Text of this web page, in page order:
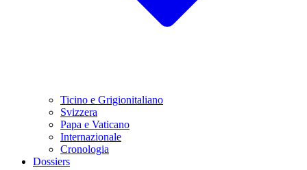
Ticino e Grigionitaliano
Svizzera
Papa e Vaticano
Internazionale
Cronologia
Dossiers